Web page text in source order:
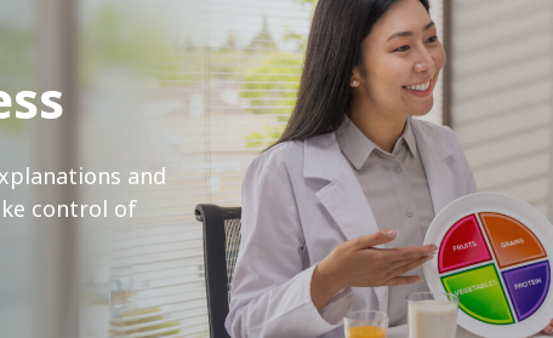
and
control of